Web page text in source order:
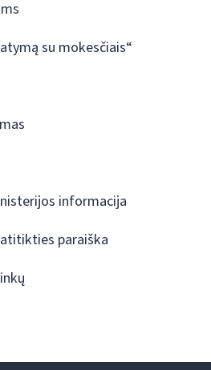
su mokesčiais“
informacija
paraiška